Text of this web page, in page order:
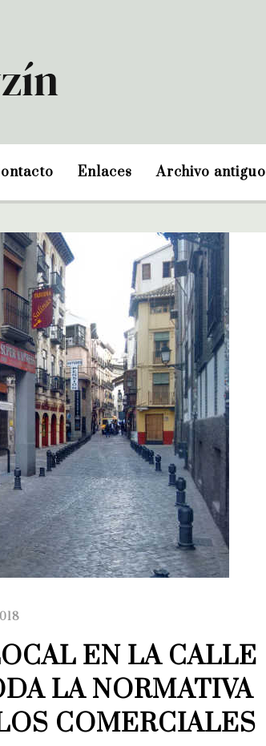
Enlaces Archivo antiguo
EN LA CALLE
LA NORMATIVA
COMERCIALES